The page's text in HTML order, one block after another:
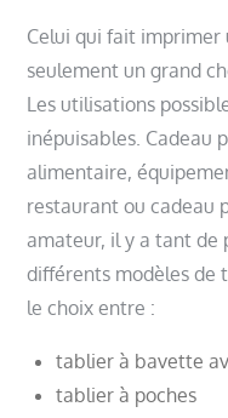
Celui qui fait imprimer
seulement un grand
Les utilisations
inépuisables. Cadeau
alimentaire,
restaurant ou cadeau
amateur, il y a tant de
différents modèles de
le choix entre :
tablier à bavette
tablier à poches